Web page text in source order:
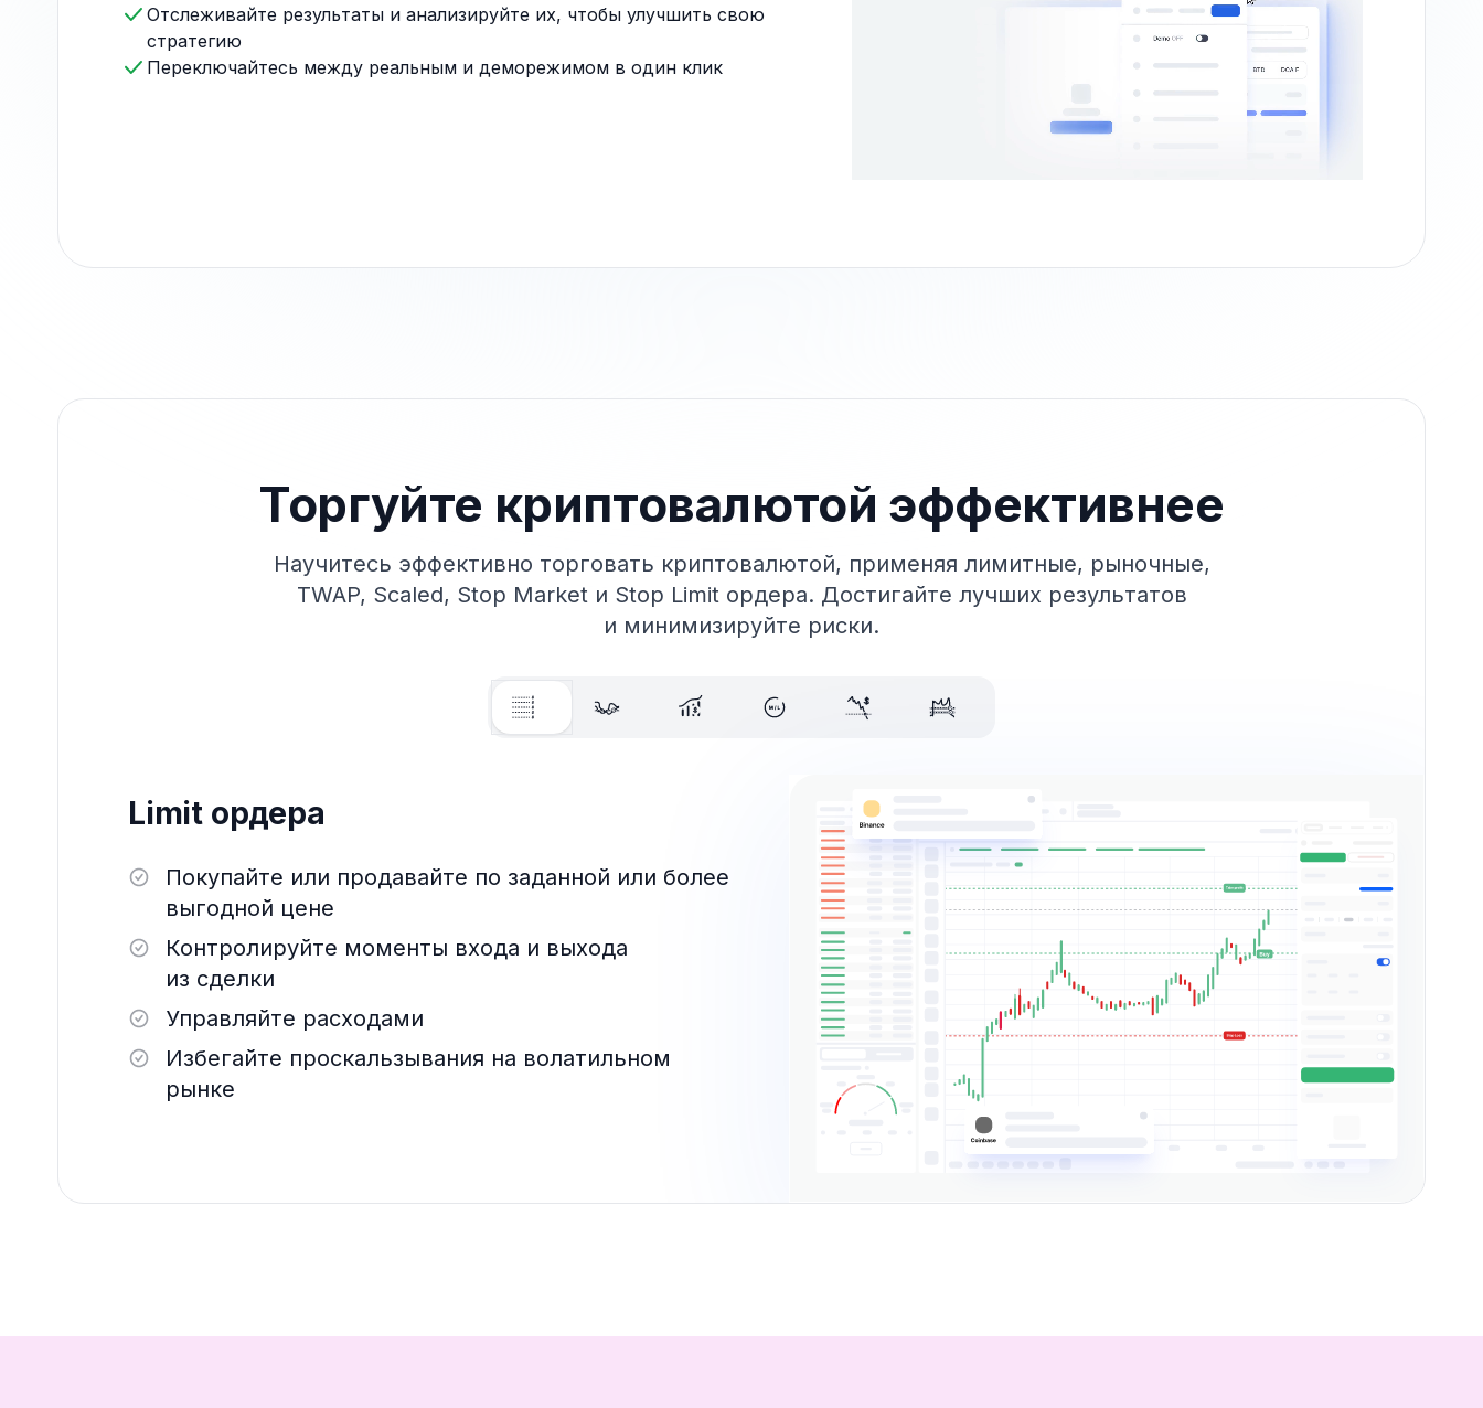
Отслеживайте результаты и анализируйте их, чтобы улучшить свою
стратегию
Переключайтесь между реальным и деморежимом в один клик
Торгуйте криптовалютой эффективнее
Научитесь эффективно торговать криптовалютой, применяя лимитные, рыночные,
TWAP, Scaled, Stop Market и Stop Limit ордера. Достигайте лучших результатов
и минимизируйте риски.
Limit ордера
Покупайте или продавайте по заданной или более
выгодной цене
Контролируйте моменты входа и выхода
из сделки
Управляйте расходами
Избегайте проскальзывания на волатильном
рынке